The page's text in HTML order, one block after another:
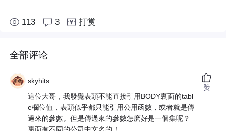
113 3 打赏
全部评论
skyhits
這位大哥，我發覺表頭不能直接引用BODY裏面的tabl
e欄位值，表頭似乎都只能引用公用函數，或者就是傳
過來的參數。但是傳過來的參數怎麽好是一個集呢？
赞